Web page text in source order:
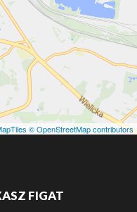
© OpenStreetMap contributors
FIGAT